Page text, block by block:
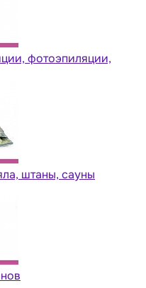
фотоэпиляции,
штаны, сауны